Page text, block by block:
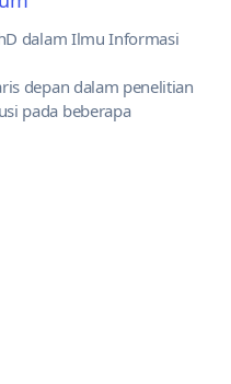
dalam Ilmu Informasi
depan dalam penelitian
pada beberapa